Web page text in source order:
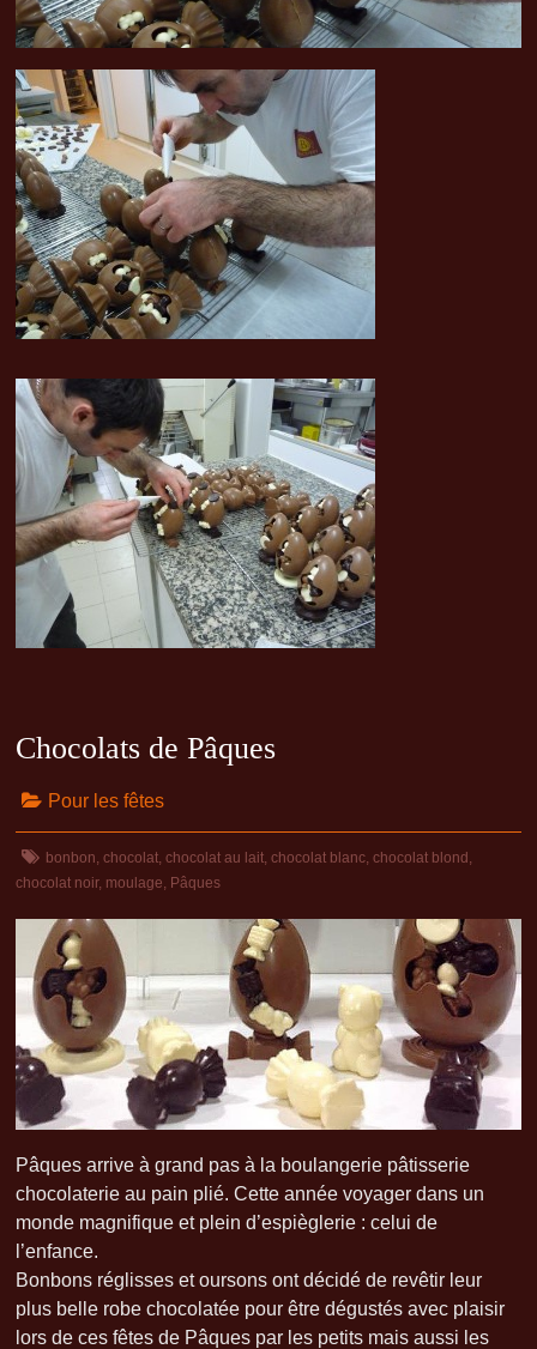
Chocolats de Pâques
Pour les fêtes
bonbon,chocolat,chocolat au lait,chocolat blanc,chocolat blond ,
chocolat noir, moulage, Pâques
Pâques arrive à grand pas à la boulangerie pâtisserie
chocolaterie au pain plié. Cette année voyager dans un
monde magnifique et plein d’espièglerie : celui de
l’enfance.
Bonbons réglisses et oursons ont décidé de revêtir leur
plus belle robe chocolatée pour être dégustés avec plaisir
lors de ces fêtes de Pâques par les petits mais aussi les